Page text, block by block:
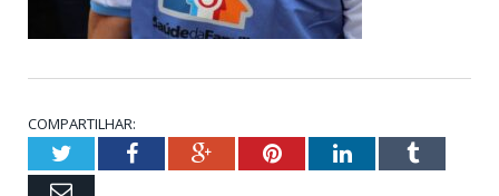
COMPARTILHAR:
TwitterFacebookGoogle+PinterestLinkedInTumblr
Email